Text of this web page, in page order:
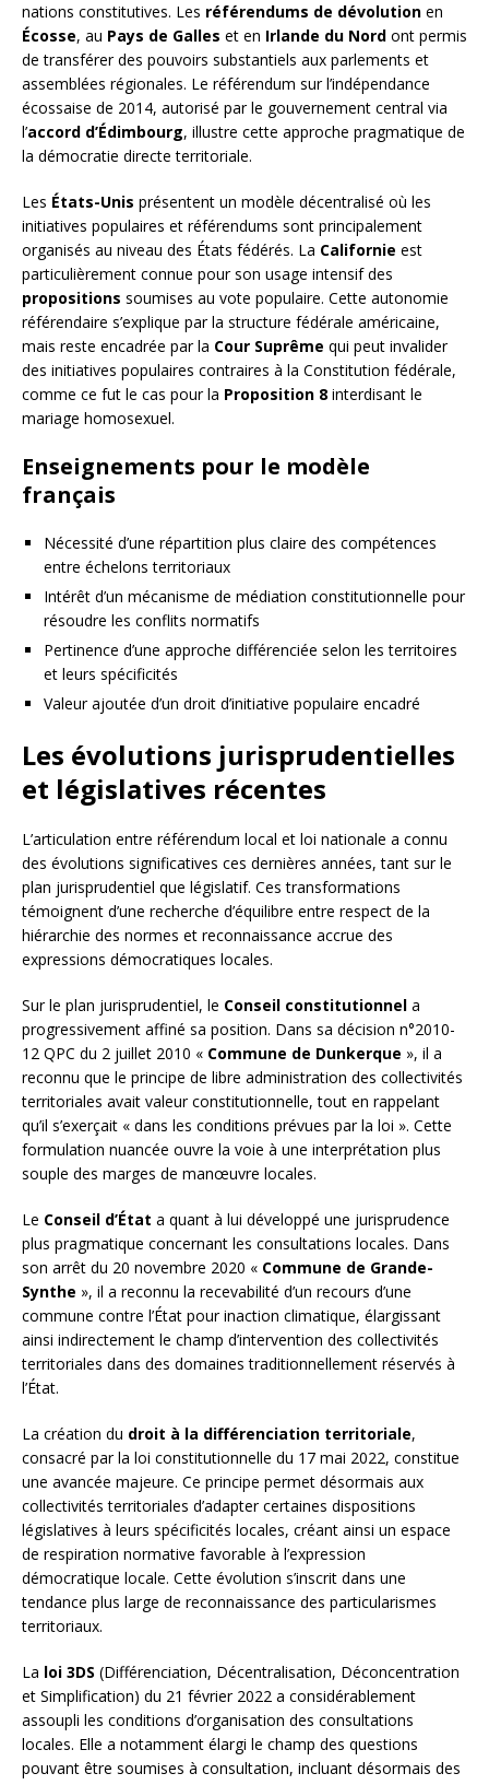
nations constitutives. Les référendums de dévolution en
Écosse, au Pays de Galles et en Irlande du Nord ont permis
de transférer des pouvoirs substantiels aux parlements et
assemblées régionales. Le référendum sur l’indépendance
écossaise de 2014, autorisé par le gouvernement central via
l’accord d’Édimbourg, illustre cette approche pragmatique de
la démocratie directe territoriale.
Les États-Unis présentent un modèle décentralisé où les
initiatives populaires et référendums sont principalement
organisés au niveau des États fédérés. La Californie est
particulièrement connue pour son usage intensif des
propositions soumises au vote populaire. Cette autonomie
référendaire s’explique par la structure fédérale américaine,
mais reste encadrée par la Cour Suprême qui peut invalider
des initiatives populaires contraires à la Constitution fédérale,
comme ce fut le cas pour la Proposition 8 interdisant le
mariage homosexuel.
Enseignements pour le modèle
français
Nécessité d’une répartition plus claire des compétences
entre échelons territoriaux
Intérêt d’un mécanisme de médiation constitutionnelle pour
résoudre les conflits normatifs
Pertinence d’une approche différenciée selon les territoires
et leurs spécificités
Valeur ajoutée d’un droit d’initiative populaire encadré
Les évolutions jurisprudentielles
et législatives récentes
L’articulation entre référendum local et loi nationale a connu
des évolutions significatives ces dernières années, tant sur le
plan jurisprudentiel que législatif. Ces transformations
témoignent d’une recherche d’équilibre entre respect de la
hiérarchie des normes et reconnaissance accrue des
expressions démocratiques locales.
Sur le plan jurisprudentiel, le Conseil constitutionnel a
progressivement affiné sa position. Dans sa décision n°2010-
12 QPC du 2 juillet 2010 « Commune de Dunkerque », il a
reconnu que le principe de libre administration des collectivités
territoriales avait valeur constitutionnelle, tout en rappelant
qu’il s’exerçait « dans les conditions prévues par la loi ». Cette
formulation nuancée ouvre la voie à une interprétation plus
souple des marges de manœuvre locales.
Le Conseil d’État a quant à lui développé une jurisprudence
plus pragmatique concernant les consultations locales. Dans
son arrêt du 20 novembre 2020 « Commune de Grande-
Synthe », il a reconnu la recevabilité d’un recours d’une
commune contre l’État pour inaction climatique, élargissant
ainsi indirectement le champ d’intervention des collectivités
territoriales dans des domaines traditionnellement réservés à
l’État.
La création du droit à la différenciation territoriale,
consacré par la loi constitutionnelle du 17 mai 2022, constitue
une avancée majeure. Ce principe permet désormais aux
collectivités territoriales d’adapter certaines dispositions
législatives à leurs spécificités locales, créant ainsi un espace
de respiration normative favorable à l’expression
démocratique locale. Cette évolution s’inscrit dans une
tendance plus large de reconnaissance des particularismes
territoriaux.
La loi 3DS (Différenciation, Décentralisation, Déconcentration
et Simplification) du 21 février 2022 a considérablement
assoupli les conditions d’organisation des consultations
locales. Elle a notamment élargi le champ des questions
pouvant être soumises à consultation, incluant désormais des